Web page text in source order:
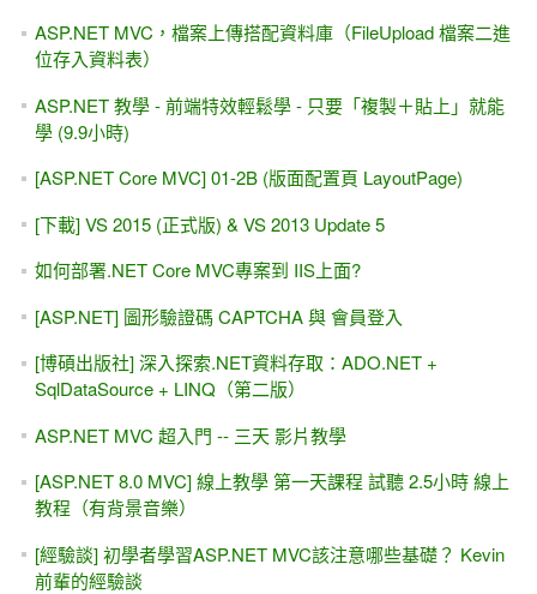
ASP.NET MVC，檔案上傳搭配資料庫（FileUpload 檔案二進
位存入資料表）
ASP.NET 教學 - 前端特效輕鬆學 - 只要「複製＋貼上」就能
學 (9.9小時)
[ASP.NET Core MVC] 01-2B (版面配置頁 LayoutPage)
[下載] VS 2015 (正式版) & VS 2013 Update 5
如何部署.NET Core MVC專案到 IIS上面?
[ASP.NET] 圖形驗證碼 CAPTCHA 與 會員登入
[博碩出版社] 深入探索.NET資料存取：ADO.NET +
SqlDataSource + LINQ（第二版）
ASP.NET MVC 超入門 -- 三天 影片教學
[ASP.NET 8.0 MVC] 線上教學 第一天課程 試聽 2.5小時 線上
教程（有背景音樂）
[經驗談] 初學者學習ASP.NET MVC該注意哪些基礎？ Kevin
前輩的經驗談